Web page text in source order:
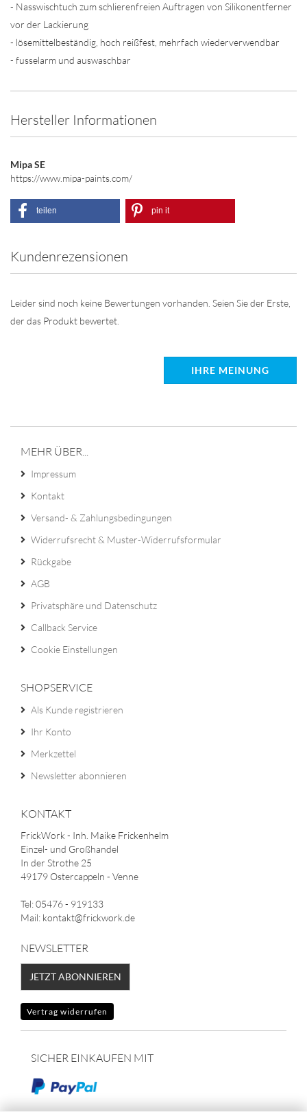
- Nasswischtuch zum schlierenfreien Auftragen von Silikonentferner
vor der Lackierung
- lösemittelbeständig, hoch reißfest, mehrfach wiederverwendbar
- fusselarm und auswaschbar
Hersteller Informationen
Mipa SE
https://www.mipa-paints.com/
teilen pin it
Kundenrezensionen
Leider sind noch keine Bewertungen vorhanden. Seien Sie der Erste,
der das Produkt bewertet.
IHRE MEINUNG
MEHR ÜBER...
Impressum
Kontakt
Versand- & Zahlungsbedingungen
Widerrufsrecht & Muster-Widerrufsformular
Rückgabe
AGB
Privatsphäre und Datenschutz
Callback Service
Cookie Einstellungen
SHOPSERVICE
Als Kunde registrieren
Ihr Konto
Merkzettel
Newsletter abonnieren
KONTAKT
FrickWork - Inh. Maike Frickenhelm
Einzel- und Großhandel
In der Strothe 25
49179 Ostercappeln - Venne
Tel: 05476 - 919133
Mail: kontakt@frickwork.de
NEWSLETTER
JETZT ABONNIEREN
Vertrag widerrufen
SICHER EINKAUFEN MIT